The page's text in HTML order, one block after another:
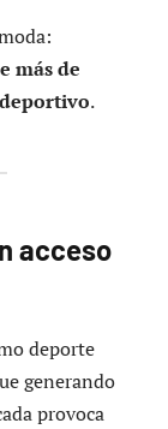
más de
.
acceso
deporte
generando
provoca